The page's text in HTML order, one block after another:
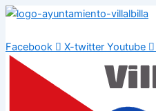
Ir
contenido
Facebook X-twitter Youtube